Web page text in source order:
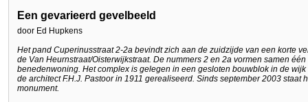
Een gevarieerd gevelbeeld
door Ed Hupkens
Het pand Cuperinusstraat 2-2a bevindt zich aan de zuidzijde van een korte
de Van Heurnstraat/Oisterwijkstraat. De nummers 2 en 2a vormen samen
benedenwoning. Het complex is gelegen in een gesloten bouwblok in de
de architect F.H.J. Pastoor in 1911 gerealiseerd. Sinds september 2003 staat
monument.